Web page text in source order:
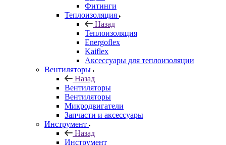
Фитинги
Теплоизоляция
Назад
Теплоизоляция
Energoflex
Kaiflex
Аксессуары для теплоизоляции
Вентиляторы
Назад
Вентиляторы
Вентиляторы
Микродвигатели
Запчасти и аксессуары
Инструмент
Назад
Инструмент